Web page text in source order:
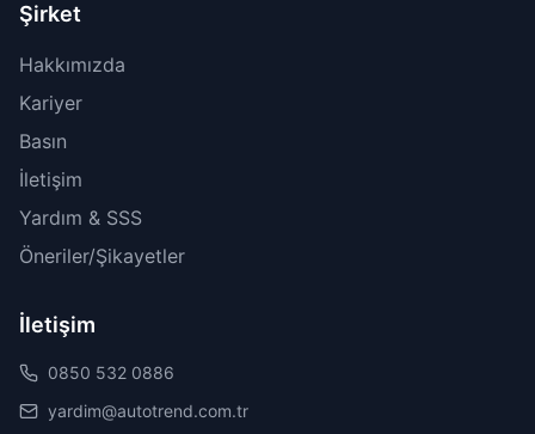
Şirket
Hakkımızda
Kariyer
Basın
İletişim
Yardım & SSS
Öneriler/Şikayetler
İletişim
0850 532 0886
yardim@autotrend.com.tr